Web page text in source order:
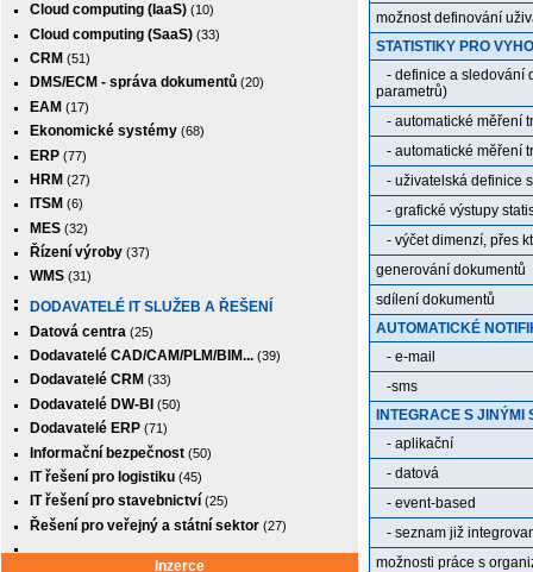
Cloud computing (IaaS) (10)
Cloud computing (SaaS) (33)
CRM (51)
DMS/ECM - správa dokumentů (20)
EAM (17)
Ekonomické systémy (68)
ERP (77)
HRM (27)
ITSM (6)
MES (32)
Řízení výroby (37)
WMS (31)
DODAVATELÉ IT SLUŽEB A ŘEŠENÍ
Datová centra (25)
Dodavatelé CAD/CAM/PLM/BIM... (39)
Dodavatelé CRM (33)
Dodavatelé DW-BI (50)
Dodavatelé ERP (71)
Informační bezpečnost (50)
IT řešení pro logistiku (45)
IT řešení pro stavebnictví (25)
Řešení pro veřejný a státní sektor (27)
Inzerce
možnost definování
STATISTIKY PRO
- definice a sledování
parametrů)
- automatické měření
- automatické měření
- uživatelská definice
- grafické výstupy
- výčet dimenzí, přes
generování dokumentů
sdílení dokumentů
AUTOMATICKÉ
- e-mail
-sms
INTEGRACE S JINÝMI
- aplikační
- datová
- event-based
- seznam již
možnosti práce s